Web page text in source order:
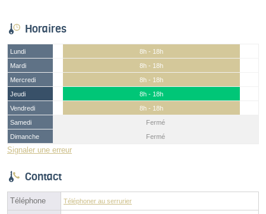
Horaires
Lundi
8h - 18h
Mardi
8h - 18h
Mercredi
8h - 18h
Jeudi
8h - 18h
Vendredi
8h - 18h
Samedi
Fermé
Dimanche
Fermé
Signaler une erreur
Contact
Téléphone Téléphoner au serrurier